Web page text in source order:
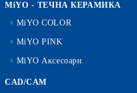
MiYO - ТЕЧНА КЕРАМИКА
MiYO COLOR
MiYO PINK
MiYO Аксесоари
CAD/CAM